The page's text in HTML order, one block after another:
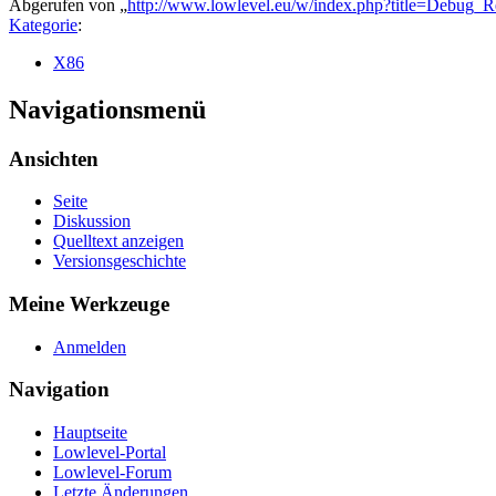
Abgerufen von „http://www.lowlevel.eu/w/
Kategorie:
X86
Navigationsmenü
Ansichten
Seite
Diskussion
Quelltext anzeigen
Versionsgeschichte
Meine Werkzeuge
Anmelden
Navigation
Hauptseite
Lowlevel-Portal
Lowlevel-Forum
Letzte Änderungen